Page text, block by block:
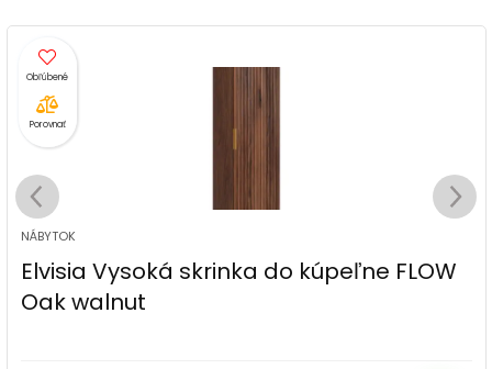
Porovnať
NÁBYTOK
Elvisia Vysoká skrinka do kúpeľne FLOW
Oak walnut